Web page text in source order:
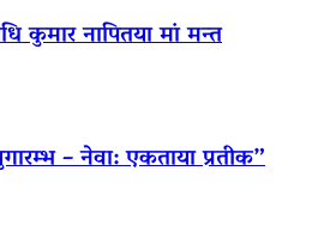
कुमार नापितया मां मन्त
– नेवा: एकताया प्रतीक”